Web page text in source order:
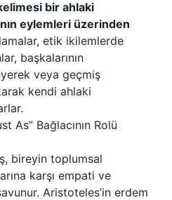
bir ahlaki
eylemleri üzerinden
etik ikilemlerde
başkalarının
veya geçmiş
kendi ahlaki
As” Bağlacının Rolü
bireyin toplumsal
karşı empati ve
Aristoteles’in erdem